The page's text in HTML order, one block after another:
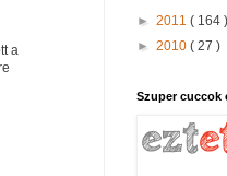
a
► 2011 ( 164 )
► 2010 ( 27 )
Szuper cuccok